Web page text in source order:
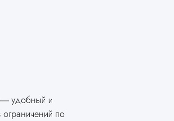
— удобный и
по